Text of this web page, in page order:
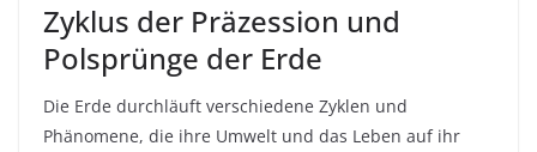
Zyklus der Präzession und
Polsprünge der Erde
Die Erde durchläuft verschiedene Zyklen und
Phänomene, die ihre Umwelt und das Leben auf ihr